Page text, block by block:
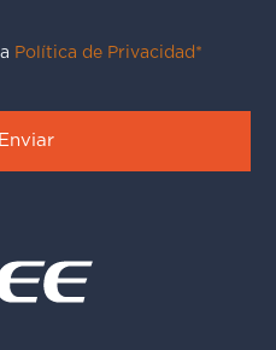
Política de Privacidad*